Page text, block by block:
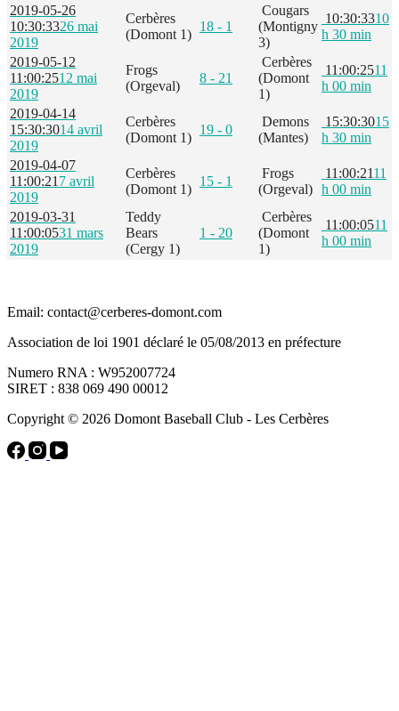
2019-05-26
10:30:3326 mai
2019
Cerbères
(Domont 1)
18 - 1
Cougars
(Montigny
3)
10:30:3310
h 30 min
2019-05-12
11:00:2512 mai
2019
Frogs
(Orgeval)
8 - 21
Cerbères
(Domont
1)
11:00:2511
h 00 min
2019-04-14
15:30:3014 avril
2019
Cerbères
(Domont 1)
19 - 0
Demons
(Mantes)
15:30:3015
h 30 min
2019-04-07
11:00:21 7 avril
2019
Cerbères
(Domont 1)
15 - 1
Frogs
(Orgeval)
11:00:2111
h 00 min
2019-03-31
11:00:0531 mars
2019
Teddy
Bears
(Cergy 1)
1 - 20
Cerbères
(Domont
1)
11:00:0511
h 00 min
Email: contact@cerberes-domont.com
Association de loi 1901 déclaré le 05/08/2013 en préfecture
Numero RNA : W952007724
SIRET : 838 069 490 00012
Copyright © 2026 Domont Baseball Club - Les Cerbères